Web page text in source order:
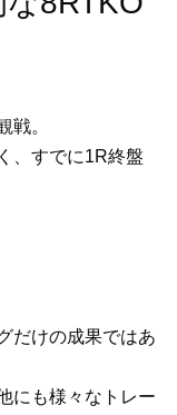
戦。
、すでに1R終盤
だけの成果ではあ
にも様々なトレー